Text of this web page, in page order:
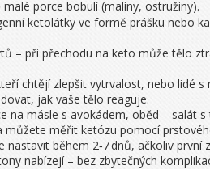
porce bobulí (maliny, ostružiny).
ketolátky ve formě prášku nebo
– při přechodu na keto může tělo
chtějí zlepšit vytrvalost, nebo lidé
jak vaše tělo reaguje.
na másle s avokádem, oběd –
můžete měřit ketózu pomocí
během 2‑7 dnů, ačkoliv
nabízejí – bez zbytečných